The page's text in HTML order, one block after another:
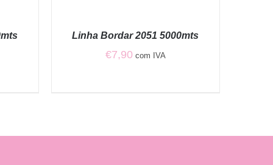
QUICKLinha Bordar 2051 5000mts
€7,90 com IVA